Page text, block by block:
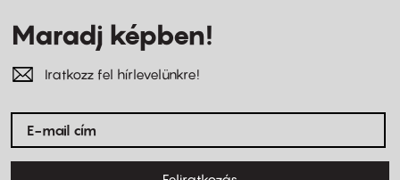
Maradj képben!
Iratkozz fel hírlevelünkre!